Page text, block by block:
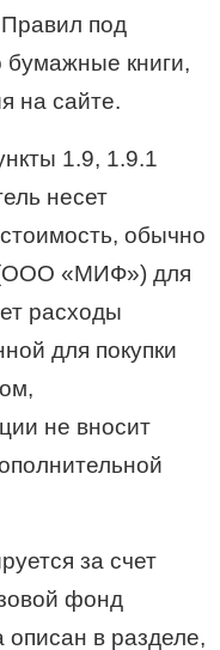
под
бумажные книги,
на сайте.
1.9, 1.9.1
несет
обычно
(ООО «МИФ») для
расходы
для покупки
не вносит
за счет
фонд
в разделе,